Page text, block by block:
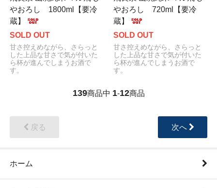
やおろし 1800ml【要冷
蔵】
SOLD OUT
甘さ控えめながら、さらっと
した上品な甘さで気が付いた
ら杯が進んでしまうお酒で
す。
やおろし 720ml【要冷
蔵】
SOLD OUT
甘さ控えめながら、さらっと
した上品な甘さで気が付いた
ら杯が進んでしまうお酒で
す。
139商品中 1-12商品
戻る 次へ
ホーム